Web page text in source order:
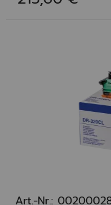
Art.-Nr.: